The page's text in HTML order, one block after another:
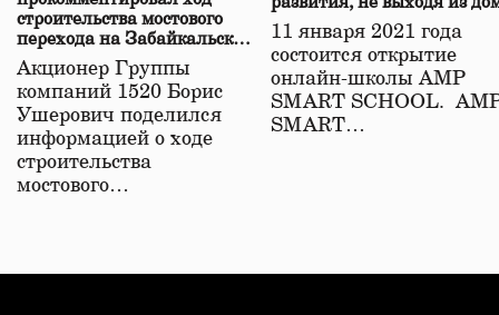
строительства мостового
перехода на Забайкальской
железной дороге
Акционер Группы
компаний 1520 Борис
Ушерович поделился
информацией о ходе
строительства
мостового…
11 января 2021 года
состоится открытие
онлайн-школы АМР
SMART SCHOOL.
SMART…